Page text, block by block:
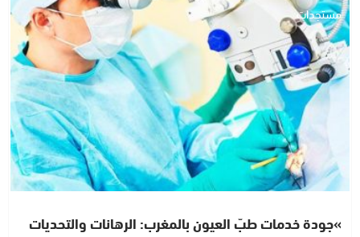
مستجدات
»جودة خدمات طبّ العيون بالمغرب: الرهانات والتحديات